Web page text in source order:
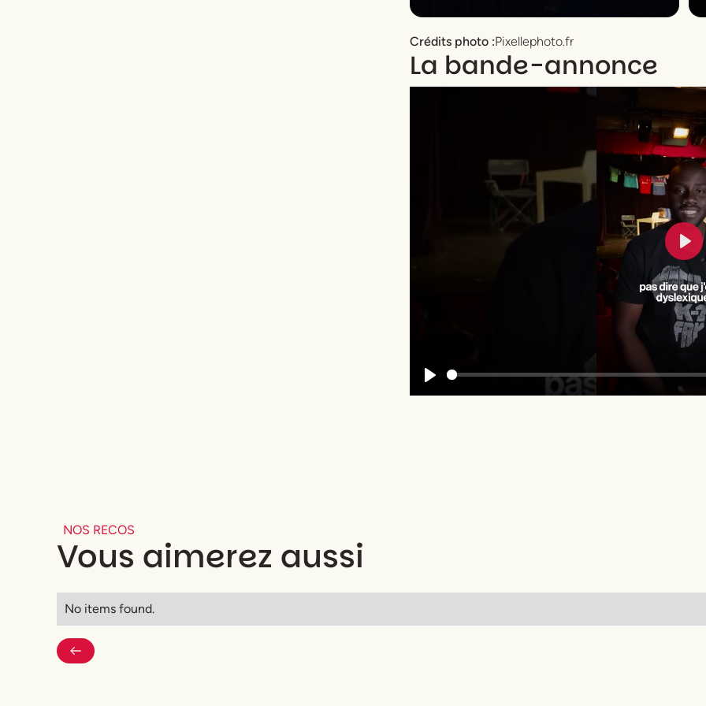
Crédits photo :Pixellephoto.fr
La bande-annonce
Play
Play
NOS RECOS
Vous aimerez aussi
No items found.